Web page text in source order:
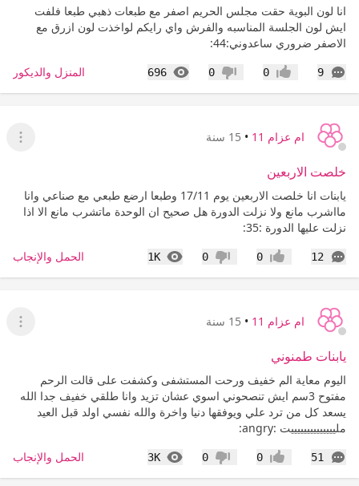
انا لون البوية حقت مجلس الحريم اصفر مع طبعات ذهبي طبعا فلفت
ايش لون الجلسة المناسبه والفرش واي رايكم لواخذت لون ازرق مع
الاصفر ضروري ساعدوني:44:
9
التعليقات إعجاب0 عدم إعجاب
0
696
المشاهدات المنزل والديكور
ام عزام 11 • 15 سنة
عرض
خلصت الاربعين
يابنات انا خلصت الاربعين يوم 17/11 وطبعا ارضع طبعي مع صناعي وانا
مااشرب مانع ولا نزلت الدورة هل صحيح ان الوحدة ماتشرب مانع الا اذا
نزلت عليها الدورة :35:
12
التعليقات إعجاب0 عدم إعجاب
0
1K
المشاهدات الحمل والإنجاب
ام عزام 11 • 15 سنة
عرض
يابنات طمنوني
اليوم معاية الم خفيف ورحت المستشفى وكشفت على قالت الرحم
مفتوح 3سم ايش تنصحوني اسوي عشان تزيد وانا طلقي خفيف جدا الله
يسعد كل من ترد علي ويوفقها دنيا واخرة والله نفسي اولد قبل العيد
ملييييييييييييييت :angry:
51
التعليقات إعجاب0 عدم إعجاب
0
3K
المشاهدات الحمل والإنجاب